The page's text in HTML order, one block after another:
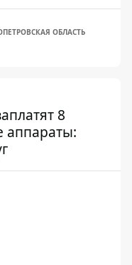
ОБЛАСТЬ
8
аппараты: